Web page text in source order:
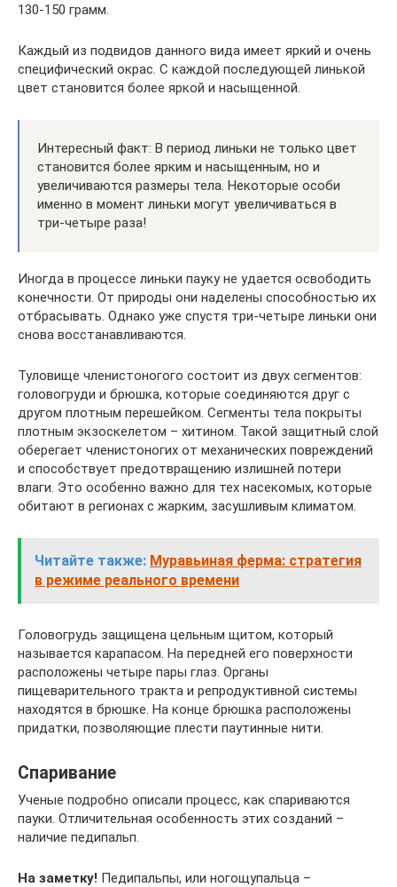
130-150 грамм.
Каждый из подвидов данного вида имеет яркий и очень
специфический окрас. С каждой последующей линькой
цвет становится более яркой и насыщенной.
Интересный факт: В период линьки не только цвет
становится более ярким и насыщенным, но и
увеличиваются размеры тела. Некоторые особи
именно в момент линьки могут увеличиваться в
три-четыре раза!
Иногда в процессе линьки пауку не удается освободить
конечности. От природы они наделены способностью их
отбрасывать. Однако уже спустя три-четыре линьки они
снова восстанавливаются.
Туловище членистоногого состоит из двух сегментов:
головогруди и брюшка, которые соединяются друг с
другом плотным перешейком. Сегменты тела покрыты
плотным экзоскелетом – хитином. Такой защитный слой
оберегает членистоногих от механических повреждений
и способствует предотвращению излишней потери
влаги. Это особенно важно для тех насекомых, которые
обитают в регионах с жарким, засушливым климатом.
Читайте также: Муравьиная ферма: стратегия
в режиме реального времени
Головогрудь защищена цельным щитом, который
называется карапасом. На передней его поверхности
расположены четыре пары глаз. Органы
пищеварительного тракта и репродуктивной системы
находятся в брюшке. На конце брюшка расположены
придатки, позволяющие плести паутинные нити.
Спаривание
Ученые подробно описали процесс, как спариваются
пауки. Отличительная особенность этих созданий –
наличие педипальп.
На заметку! Педипальпы, или ногощупальца –